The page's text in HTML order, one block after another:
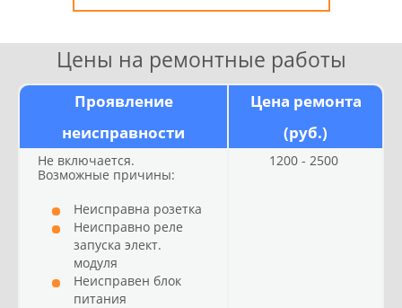
Цены на ремонтные работы
Проявление
неисправности
Цена ремонта
(руб.)
Не включается.
Возможные причины:
Неисправна розетка
Неисправно реле
запуска элект.
модуля
Неисправен блок
питания
1200 - 2500